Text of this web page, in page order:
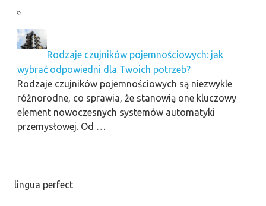
Rodzaje czujników pojemnościowych: jak
wybrać odpowiedni dla Twoich potrzeb?
Rodzaje czujników pojemnościowych są niezwykle
różnorodne, co sprawia, że stanowią one kluczowy
element nowoczesnych systemów automatyki
przemysłowej. Od …
lingua perfect